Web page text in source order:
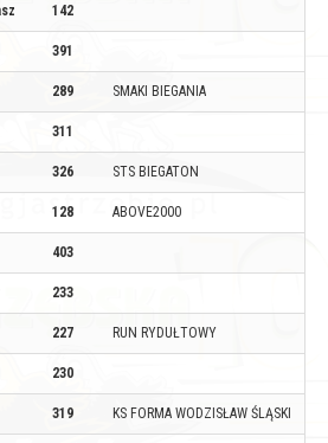
142
391
289 SMAKI BIEGANIA
311
326 STS BIEGATON
128 ABOVE2000
403
233
227 RUN RYDUŁTOWY
230
319 KS FORMA WODZISŁAW ŚLĄSKI